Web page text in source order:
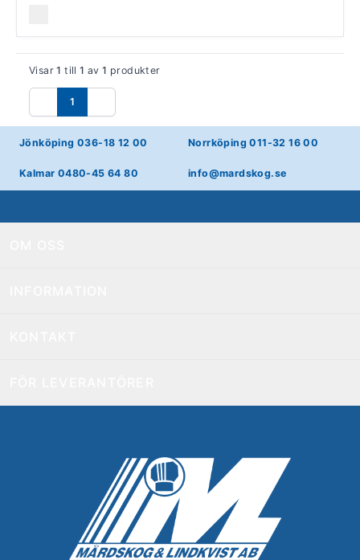
Visar1 till1 av1 produkter
Föregående
1
Nästa
Jönköping 036-18 12 00 Norrköping 011-32 16 00
Kalmar 0480-45 64 80 info@mardskog.se